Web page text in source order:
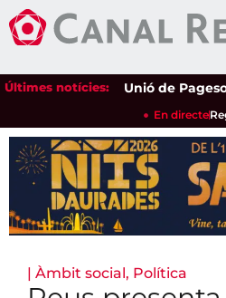
Últimes notícies:Unió de Pagesos
En directe
| Àmbit social, Política